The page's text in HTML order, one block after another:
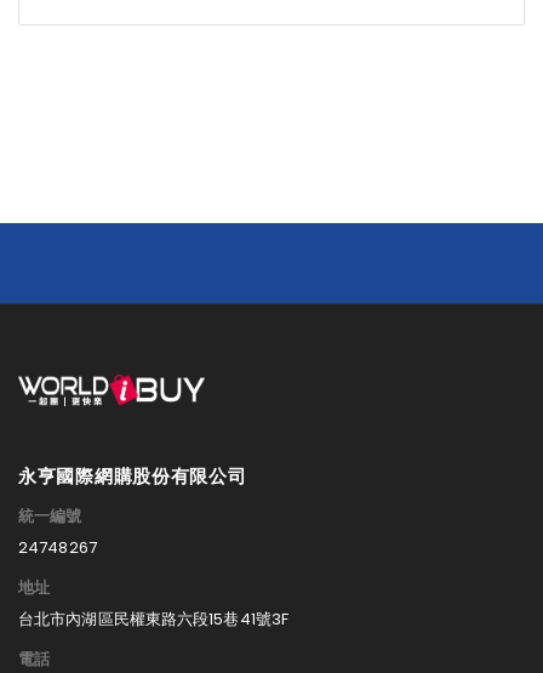
永亨國際網購股份有限公司
統一編號
24748267
地址
台北市內湖區民權東路六段15巷41號3F
電話